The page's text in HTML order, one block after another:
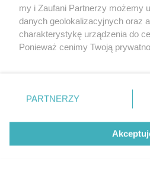
Nasze
Aktualności
Tcz24
Historia miasta
my i Zaufani Partnerzy możemy
danych geolokalizacyjnych oraz
charakterystykę urządzenia do
Ponieważ cenimy Twoją
znajdujący się w lewym dolnym
przetwarzaniu. Preferencje będą
PARTNERZY